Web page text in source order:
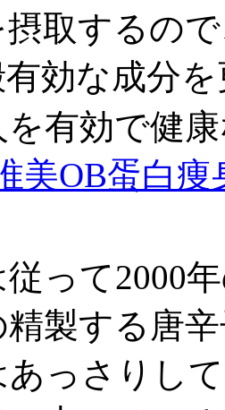
摂取するの
効な成分
を有効で健
美OB蛋白痩
って2000
製する唐
あっさりし